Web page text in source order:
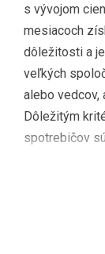
s vývojom
mesiacoch
dôležitosti a
veľkých
alebo vedcov,
Dôležitým
spotrebičov